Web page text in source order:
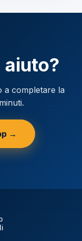
aiuto?
a completare la
→